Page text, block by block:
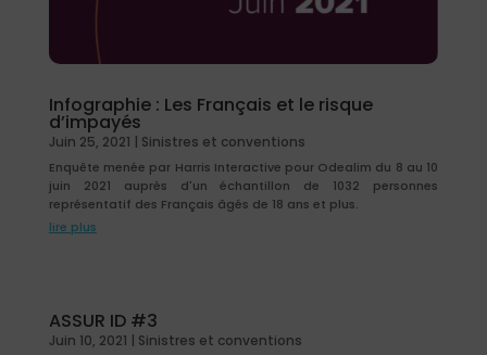
Infographie : Les Français et le risque
d’impayés
Juin 25, 2021 | Sinistres et conventions
Enquête menée par Harris Interactive pour Odealim du 8 au 10
juin 2021 auprès d'un échantillon de 1032 personnes
représentatif des Français âgés de 18 ans et plus.
lire plus
ASSUR ID #3
Juin 10, 2021 | Sinistres et conventions